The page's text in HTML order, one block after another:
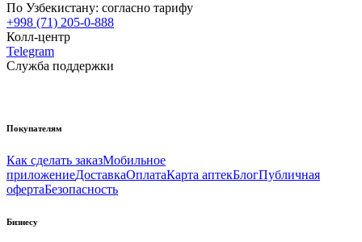
По Узбекистану: согласно тарифу
+998 (71) 205-0-888
Колл-центр
Telegram
Служба поддержки
Покупателям
Как сделать заказМобильное
приложениеДоставкаОплатаКарта аптекБлогПубличная
офертаБезопасность
Бизнесу